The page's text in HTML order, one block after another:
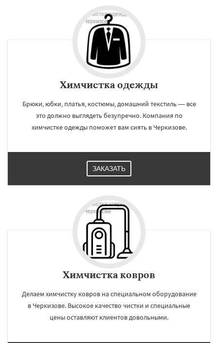
Химчистка одежды
Брюки, юбки, платья, костюмы, домашний текстиль — все
это должно выглядеть безупречно. Компания по
химчистке одежды поможет вам сиять в Черкизове.
ЗАКАЗАТЬ
Химчистка ковров
Делаем химчистку ковров на специальном оборудование
в Черкизове. Высокое качество чистки и специальные
цены оставляют клиентов довольными.